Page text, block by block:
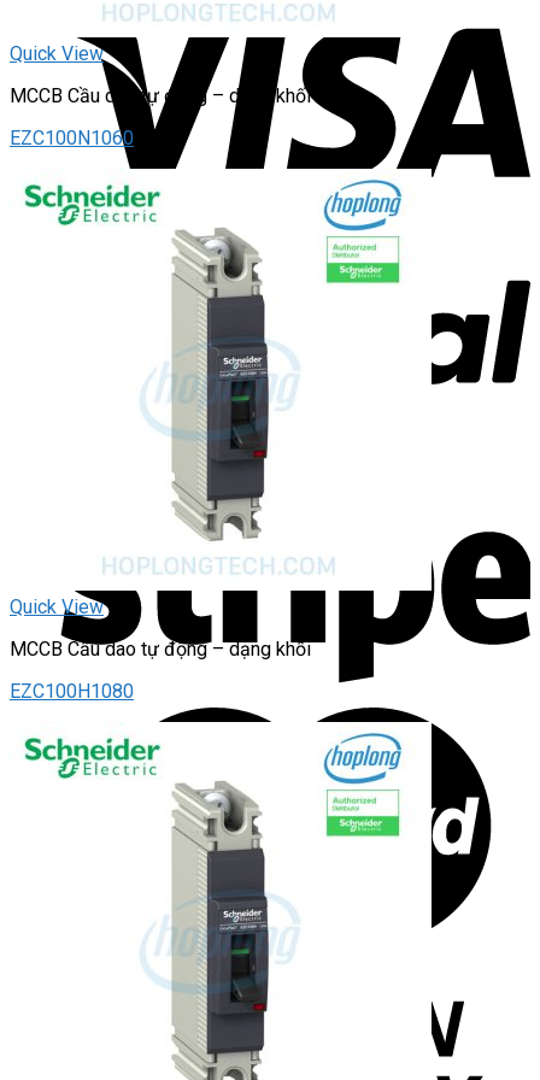
Quick View
MCCB Cầu dao tự động – dạng khối
EZC100N1060
Quick View
MCCB Cầu dao tự động – dạng khối
EZC100H1080